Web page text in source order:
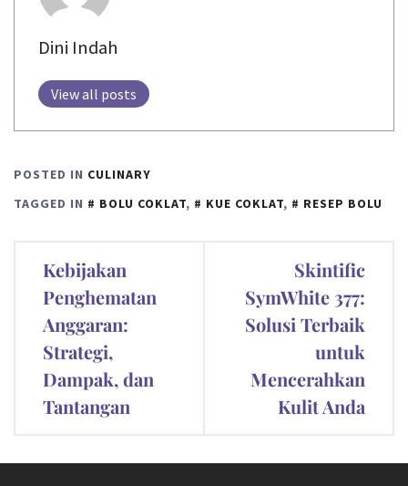
Dini Indah
View all posts
POSTED IN CULINARY
TAGGED IN
BOLU COKLAT, KUE COKLAT, RESEP BOLU
Post
navigation
Kebijakan
Penghematan
Anggaran:
Strategi,
Dampak, dan
Tantangan
Skintific
SymWhite 377:
Solusi Terbaik
untuk
Mencerahkan
Kulit Anda